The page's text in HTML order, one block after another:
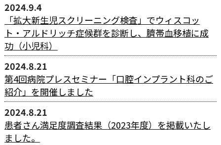
2024.9.4
「拡大新生児スクリーニング検査」でウィスコッ
ト・アルドリッチ症候群を診断し、臍帯血移植に成
功（小児科）
2024.8.21
第4回病院プレスセミナー「口腔インプラント科のご
紹介」を開催しました
2024.8.21
患者さん満足度調査結果（2023年度）を掲載いたし
ました。